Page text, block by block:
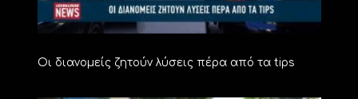
Οι διανομείς ζητούν λύσεις πέρα από τα tips